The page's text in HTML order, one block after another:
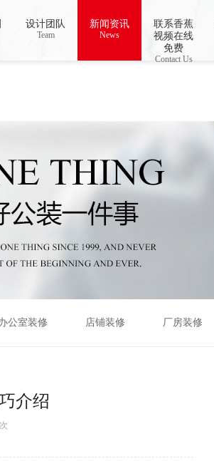
wwwroot/Z4.com/func.phpon line
人污在线观看
设计团队
Team
新闻资讯
News
联系香蕉
视频在线
免费
Contact Us
公室装修 店铺装修 厂房装修
介绍
次